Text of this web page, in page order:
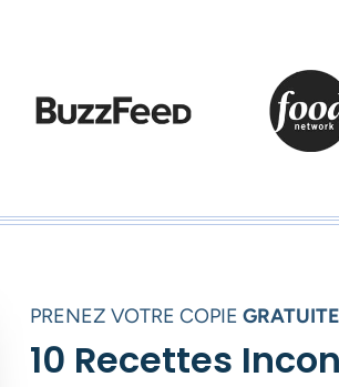
PRENEZ VOTRE COPIE GRATUITE
10 Recettes